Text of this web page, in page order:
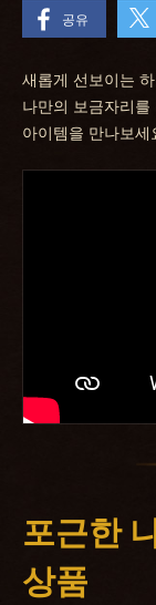
공유
새롭게 선보이는
나만의 보금자리
아이템을 만나보세
포근한
상품